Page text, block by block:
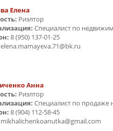
Елена
Риэлтор
Специалист по
8 (950) 137-01-25
elena.mamayeva.71@bk.ru
Анна
Риэлтор
Специалист по продаже
8 (904) 112-58-45
mikhalichenkoanutka@gmail.com